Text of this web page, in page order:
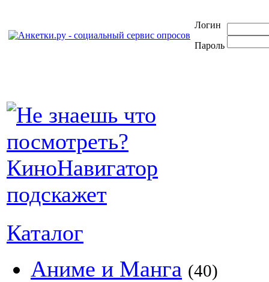
Логин
Пароль
Каталог
Аниме и Манга (40)